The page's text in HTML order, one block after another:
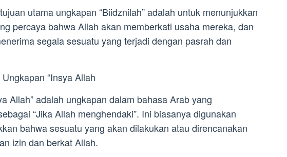
utama ungkapan “Biidznilah” adalah untuk menunjukkan
percaya bahwa Allah akan memberkati usaha mereka, dan
segala sesuatu yang terjadi dengan pasrah dan
“Insya Allah
Allah” adalah ungkapan dalam bahasa Arab yang
“Jika Allah menghendaki”. Ini biasanya digunakan
bahwa sesuatu yang akan dilakukan atau direncanakan
izin dan berkat Allah.